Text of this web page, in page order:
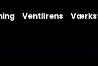
Ventilrens